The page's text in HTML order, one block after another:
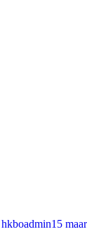
hkboadmin15